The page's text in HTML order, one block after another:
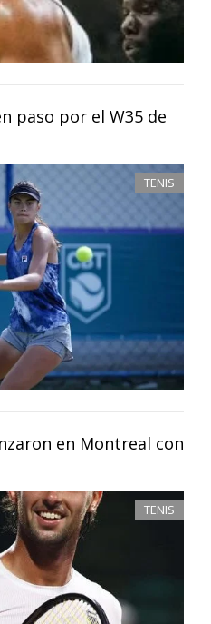
paso por el W35 de
TENIS
en Montreal con
TENIS